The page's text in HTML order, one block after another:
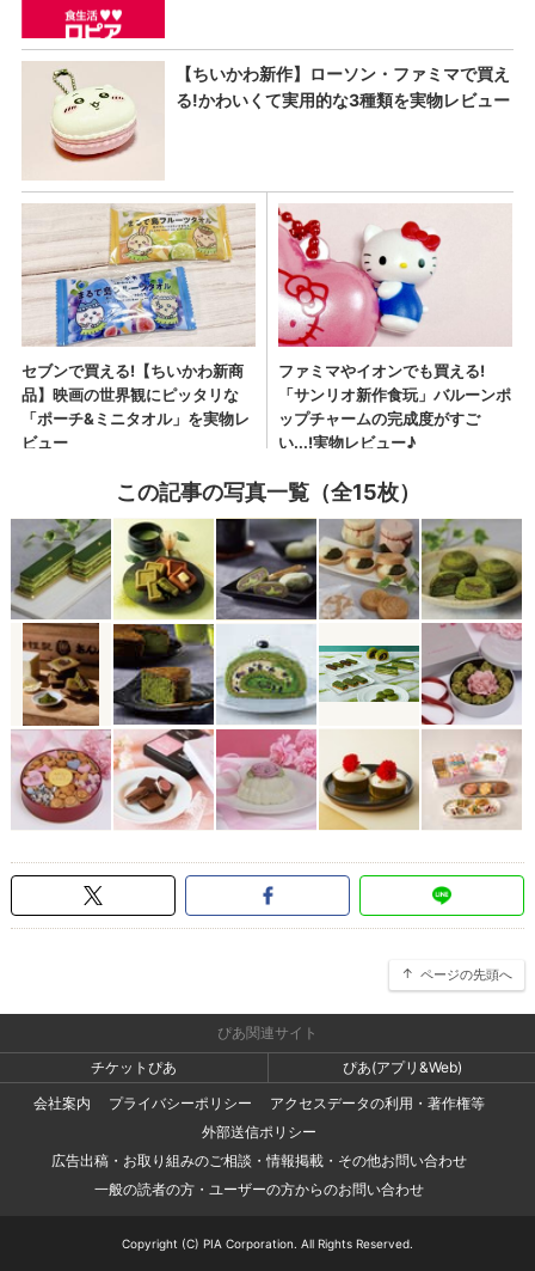
この記事の写真一覧（全15枚）
ページの先頭へ
ぴあ関連サイト
チケットぴあ
ぴあ(アプリ&Web)
会社案内
プライバシーポリシー
アクセスデータの利用・著作権等
外部送信ポリシー
広告出稿・お取り組みのご相談・情報掲載・その他お問い合わせ
一般の読者の方・ユーザーの方からのお問い合わせ
Copyright (C) PIA Corporation. All Rights Reserved.